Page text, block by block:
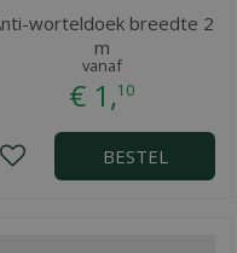
worteldoek breedte 2
m
vanaf
€ 1,10
BESTEL